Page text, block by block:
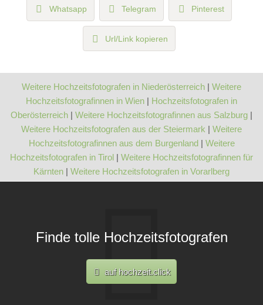
Whatsapp Telegram Pinterest
Url/Link kopieren
Weitere Hochzeitsfotografen in Niederösterreich | Weitere
Hochzeitsfotografinnen in Wien | Hochzeitsfotografen in
Oberösterreich | Weitere Hochzeitsfotografinnen aus Salzburg |
Weitere Hochzeitsfotografen aus der Steiermark | Weitere
Hochzeitsfotografinnen aus dem Burgenland| Weitere
Hochzeitsfotografen in Tirol | Weitere Hochzeitsfotografinnen für
Kärnten | Weitere Hochzeitsfotografen in Vorarlberg
Finde tolle Hochzeitsfotografen
auf hochzeit.click